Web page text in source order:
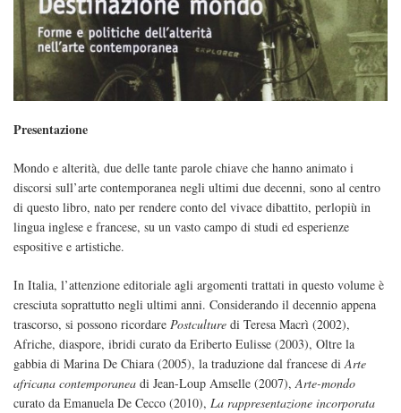
Presentazione
Mondo e alterità, due delle tante parole chiave che hanno animato i
discorsi sull’arte contemporanea negli ultimi due decenni, sono al centro
di questo libro, nato per rendere conto del vivace dibattito, perlopiù in
lingua inglese e francese, su un vasto campo di studi ed esperienze
espositive e artistiche.
In Italia, l’attenzione editoriale agli argomenti trattati in questo volume è
cresciuta soprattutto negli ultimi anni. Considerando il decennio appena
trascorso, si possono ricordare Postculture di Teresa Macrì (2002),
Afriche, diaspore, ibridi curato da Eriberto Eulisse (2003), Oltre la
gabbia di Marina De Chiara (2005), la traduzione dal francese diArte
africana contemporanea di Jean-Loup Amselle (2007),Arte-mondo
curato da Emanuela De Cecco (2010), La rappresentazione incorporata